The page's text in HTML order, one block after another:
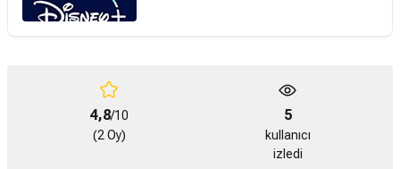
4,8/10
(2 Oy)
5
kullanıcı
izledi